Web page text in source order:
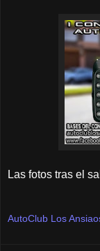
Las fotos tras el
AutoClub Los